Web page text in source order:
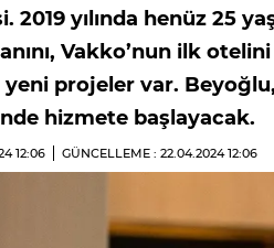
2019 yılında henüz 25
Vakko’nun ilk
yeni projeler var.
hizmete başlayacak.
12:06 GÜNCELLEME : 22.04.202412:06